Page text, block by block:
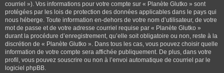
courriel »). Vos informations pour votre compte sur « Planète Glutko » sont
protégées par les lois de protection des données applicables dans le pays qui
nous héberge. Toute information en-dehors de votre nom d’utilisateur, de votre
mot de passe et de votre adresse courriel requise par « Planète Glutko »
durant la procédure d’enregistrement, qu’elle soit obligatoire ou non, reste à la
discrétion de « Planète Glutko ». Dans tous les cas, vous pouvez choisir quelle
information de votre compte sera affichée publiquement. De plus, dans votre
profil, vous pouvez souscrire ou non à l’envoi automatique de courriel par le
logiciel phpBB.